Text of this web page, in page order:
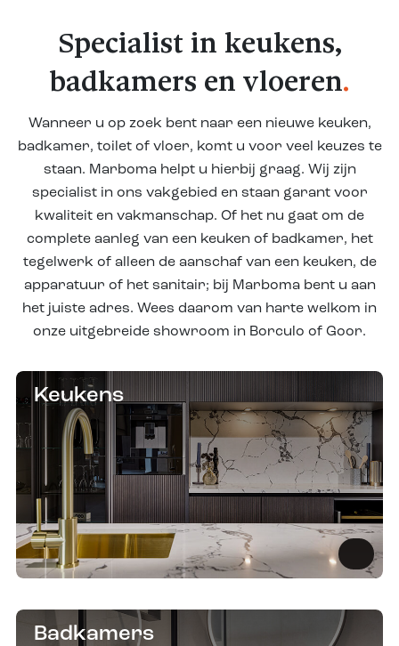
Specialist in keukens,
badkamers en vloeren.
Wanneer u op zoek bent naar een nieuwe keuken,
badkamer, toilet of vloer, komt u voor veel keuzes te
staan. Marboma helpt u hierbij graag. Wij zijn
specialist in ons vakgebied en staan garant voor
kwaliteit en vakmanschap. Of het nu gaat om de
complete aanleg van een keuken of badkamer, het
tegelwerk of alleen de aanschaf van een keuken, de
apparatuur of het sanitair; bij Marboma bent u aan
het juiste adres. Wees daarom van harte welkom in
onze uitgebreide showroom in Borculo of Goor.
Keukens
Badkamers